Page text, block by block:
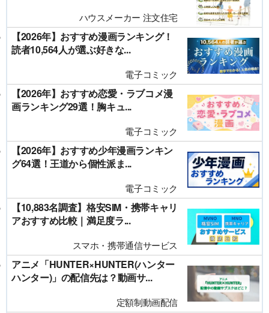
ハウスメーカー 注文住宅
【2026年】おすすめ漫画ランキング！
読者10,564人が選ぶ好きな...
電子コミック
【2026年】おすすめ恋愛・ラブコメ漫
画ランキング29選！胸キュ...
電子コミック
【2026年】おすすめ少年漫画ランキン
グ64選！王道から個性派ま...
電子コミック
【10,883名調査】格安SIM・携帯キャリ
アおすすめ比較｜満足度ラ...
スマホ・携帯通信サービス
アニメ「HUNTER×HUNTER(ハンター
ハンター)」の配信先は？動画サ...
定額制動画配信